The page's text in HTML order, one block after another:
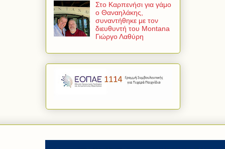
Στο Καρπενήσι για γάμο
ο Θαναηλάκης,
συναντήθηκε με τον
διευθυντή του Montana
Γιώργο Λαθύρη